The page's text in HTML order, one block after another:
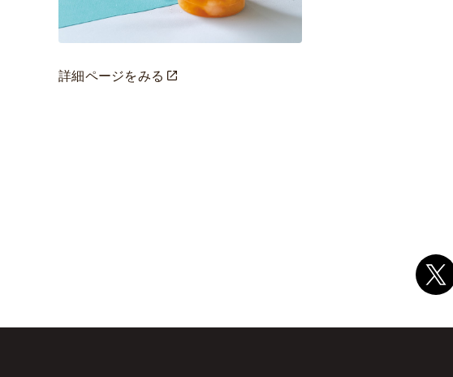
詳細ページをみる